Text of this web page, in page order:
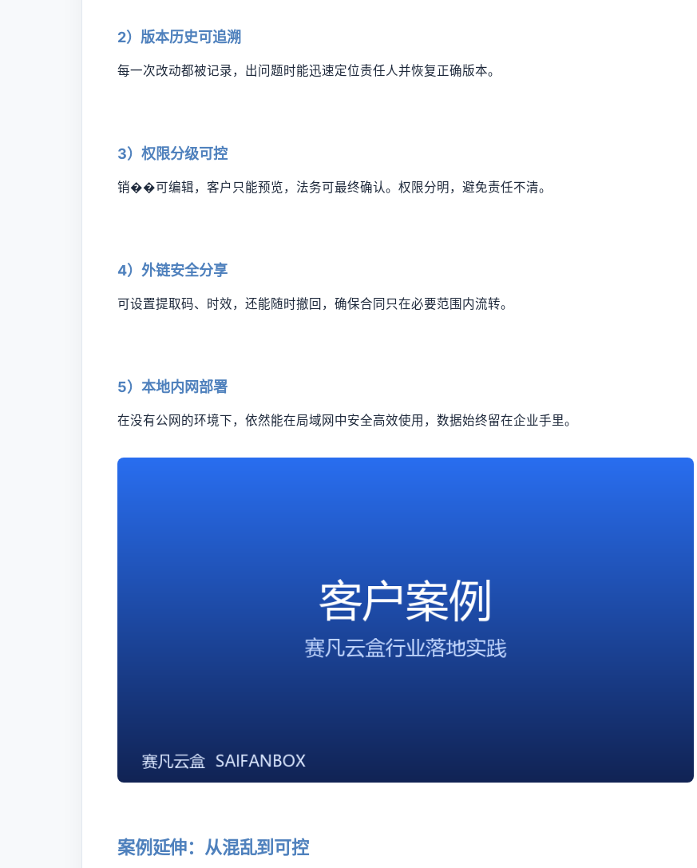
2）版本历史可追溯
每一次改动都被记录，出问题时能迅速定位责任人并恢复正确版本。
3）权限分级可控
销��可编辑，客户只能预览，法务可最终确认。权限分明，避免责任不清。
4）外链安全分享
可设置提取码、时效，还能随时撤回，确保合同只在必要范围内流转。
5）本地内网部署
在没有公网的环境下，依然能在局域网中安全高效使用，数据始终留在企业手里。
案例延伸：从混乱到可控